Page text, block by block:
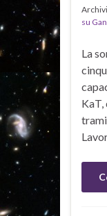
su
La
KaT,